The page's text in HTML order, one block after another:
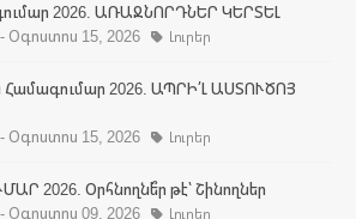
2026. ԱՌԱՋՆՈՐԴՆԵՐ ԿԵՐՏԵԼ
Օգոստոս 15, 2026
Լուրեր
2026. ԱՊՐԻ՛Լ ԱՍՏՈՒԾՈՅ
Օգոստոս 15, 2026
Լուրեր
2026. Օրհնողնե՞ր թէ՝ Շինողներ
Օգոստոս 09, 2026
Լուրեր